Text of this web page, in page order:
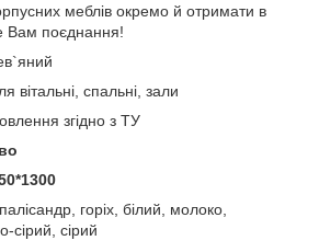
меблів окремо й отримати в
Вам поєднання!
вітальні, спальні, зали
згідно з ТУ
горіх, білий, молоко,
сірий, сірий